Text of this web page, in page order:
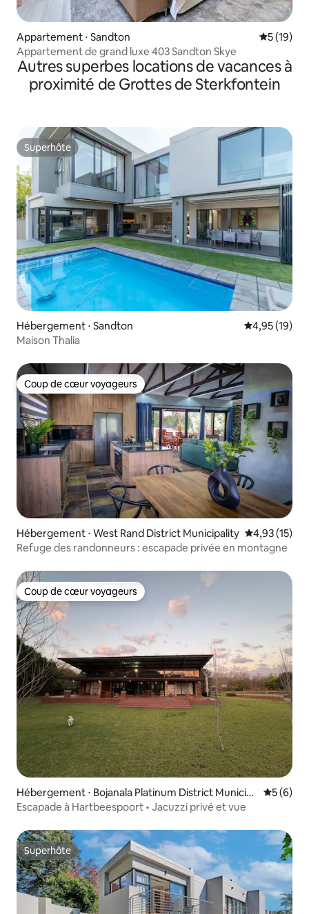
Appartement ⋅ Sandton
5 (19)
Appartement de grand luxe 403 Sandton Skye
Autres superbes locations de vacances à
proximité de Grottes de Sterkfontein
Superhôte
Superhôte
Hébergement ⋅ Sandton Évaluation
4,95 (19)
Maison Thalia
Coup de cœur voyageurs
Coup de cœur voyageurs
Hébergement ⋅ West Rand District Municipality Évaluation
4,93 (15)
Refuge des randonneurs : escapade privée en montagne
Coup de cœur voyageurs
Coup de cœur voyageurs
Hébergement ⋅ Bojanala Platinum District Municipa
lity
5 (6)
Escapade à Hartbeespoort • Jacuzzi privé et vue
Superhôte
Superhôte